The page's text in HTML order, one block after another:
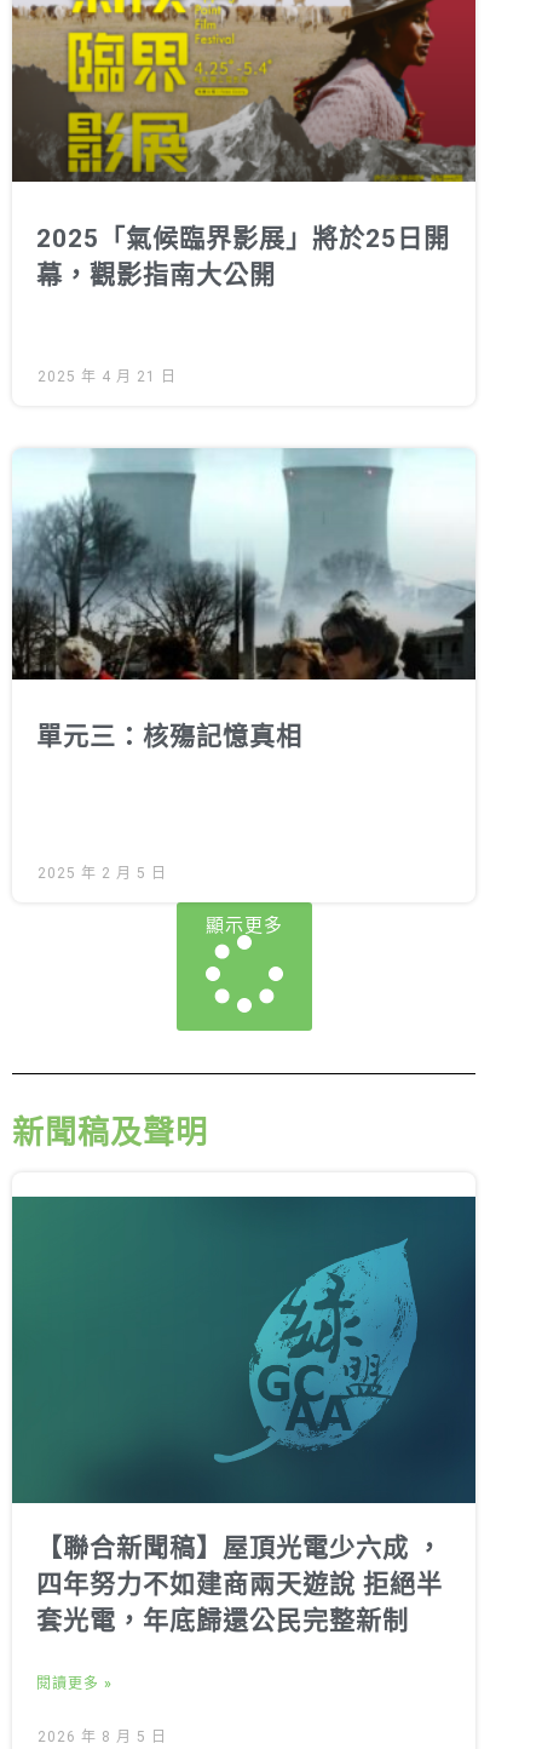
2025「氣候臨界影展」將於25日開
幕，觀影指南大公開
2025 年 4 月 21 日
單元三：核殤記憶真相
2025 年 2 月 5 日
顯示更多
新聞稿及聲明
【聯合新聞稿】屋頂光電少六成 ，
四年努力不如建商兩天遊說 拒絕半
套光電，年底歸還公民完整新制
閱讀更多 »
2026 年 8 月 5 日